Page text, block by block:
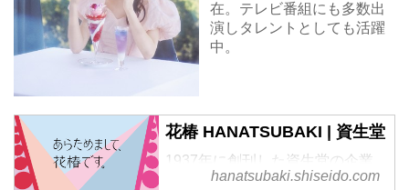
在。テレビ番組にも多数出
演しタレントとしても活躍
中。
花椿 HANATSUBAKI | 資生堂
1937年に創刊した資生堂の企業
文化誌『花椿』。
hanatsubaki.shiseido.com